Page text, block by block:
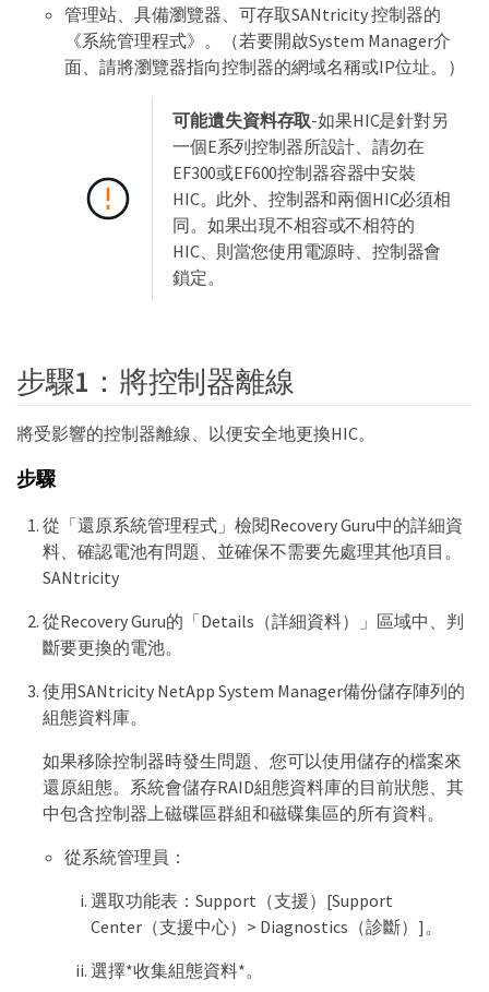
管理站、具備瀏覽器、可存取SANtricity 控制器的
《系統管理程式》。（若要開啟System Manager介
面、請將瀏覽器指向控制器的網域名稱或IP位址。）
可能遺失資料存取-如果HIC是針對另
一個E系列控制器所設計、請勿在
EF300或EF600控制器容器中安裝
HIC。此外、控制器和兩個HIC必須相
同。如果出現不相容或不相符的
HIC、則當您使用電源時、控制器會
鎖定。
步驟1：將控制器離線
將受影響的控制器離線、以便安全地更換HIC。
步驟
從「還原系統管理程式」檢閱Recovery Guru中的詳細資
料、確認電池有問題、並確保不需要先處理其他項目。
SANtricity
從Recovery Guru的「Details（詳細資料）」區域中、判
斷要更換的電池。
使用SANtricity NetApp System Manager備份儲存陣列的
組態資料庫。
如果移除控制器時發生問題、您可以使用儲存的檔案來
還原組態。系統會儲存RAID組態資料庫的目前狀態、其
中包含控制器上磁碟區群組和磁碟集區的所有資料。
從系統管理員：
選取功能表：Support（支援）[Support
Center（支援中心）> Diagnostics（診斷）]。
選擇*收集組態資料*。